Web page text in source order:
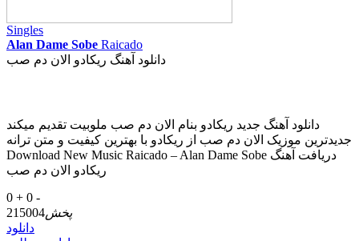
Singles
Alan Dame Sobe Raicado
دانلود آهنگ ریکادو الان دم صب
دانلود آهنگ جدید ریکادو بنام الان دم صب ملوبیت تقدیم میکند
جدیدترین موزیک الان دم صب از ریکادو با بهترین کیفیت و متن ترانه
Download New Music Raicado – Alan Dame Sobe دریافت آهنگ
ریکادو الان دم صب
0 + 0 -
پخش215004
دانلود